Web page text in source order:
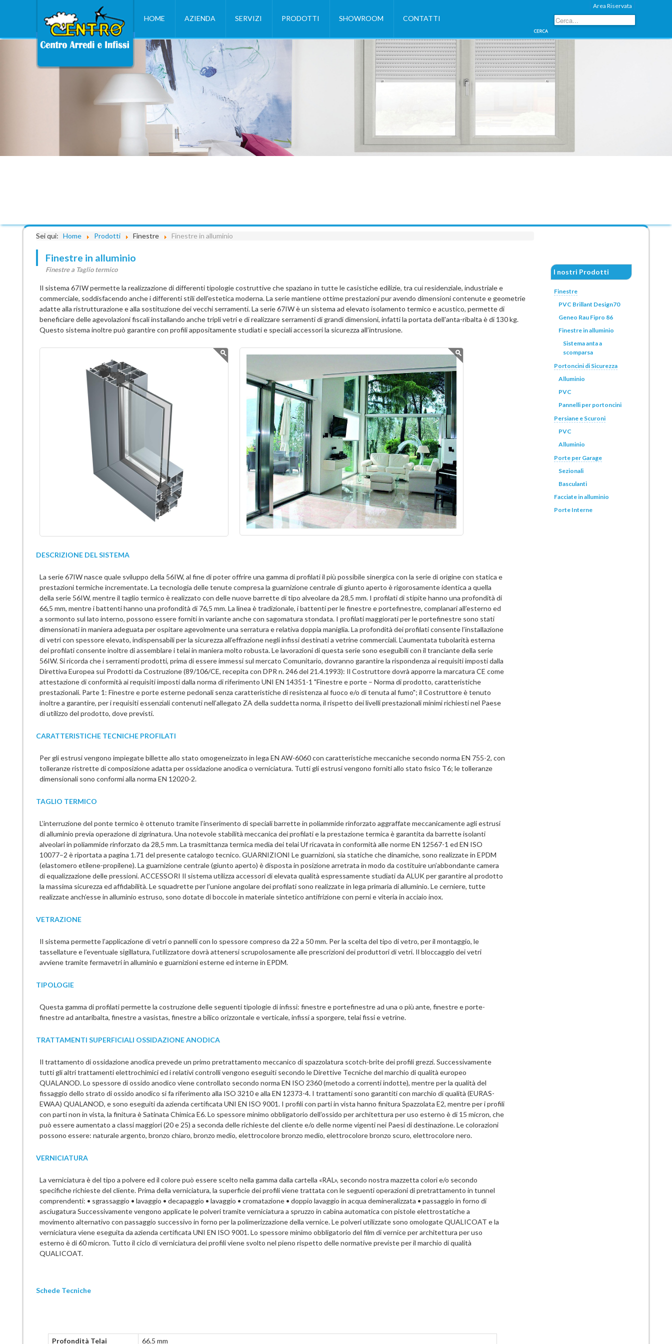
Area Riservata
Cerca...
HOME AZIENDA SERVIZI PRODOTTI SHOWROOM CONTATTI
Sei qui: Home Prodotti Finestre Finestre in alluminio
Finestre in alluminio
Finestre a Taglio termico
Il sistema 67IW permette la realizzazione di differenti tipologie costruttive che spaziano in tutte le casistiche edilizie, tra cui residenziale, industriale e
commerciale, soddisfacendo anche i differenti stili dell'estetica moderna. La serie mantiene ottime prestazioni pur avendo dimensioni contenute e geometrie
adatte alla ristrutturazione e alla sostituzione dei vecchi serramenti. La serie 67IW è un sistema ad elevato isolamento termico e acustico, permette di
beneficiare delle agevolazioni fiscali installando anche tripli vetri e di realizzare serramenti di grandi dimensioni, infatti la portata dell'anta-ribalta è di 130 kg.
Questo sistema inoltre può garantire con profili appositamente studiati e speciali accessori la sicurezza all’intrusione.
DESCRIZIONE DEL SISTEMA
La serie 67IW nasce quale sviluppo della 56IW, al fine di poter offrire una gamma di profilati il più possibile sinergica con la serie di origine con statica e
prestazioni termiche incrementate. La tecnologia delle tenute compresa la guarnizione centrale di giunto aperto è rigorosamente identica a quella
della serie 56IW, mentre il taglio termico è realizzato con delle nuove barrette di tipo alveolare da 28,5 mm. I profilati di stipite hanno una profondità di
66,5 mm, mentre i battenti hanno una profondità di 76,5 mm. La linea è tradizionale, i battenti per le finestre e portefinestre, complanari all’esterno ed
a sormonto sul lato interno, possono essere forniti in variante anche con sagomatura stondata. I profilati maggiorati per le portefinestre sono stati
dimensionati in maniera adeguata per ospitare agevolmente una serratura e relativa doppia maniglia. La profondità dei profilati consente l’installazione
di vetri con spessore elevato, indispensabili per la sicurezza all’effrazione negli infissi destinati a vetrine commerciali. L’aumentata tubolarità esterna
dei profilati consente inoltre di assemblare i telai in maniera molto robusta. Le lavorazioni di questa serie sono eseguibili con il tranciante della serie
56IW. Si ricorda che i serramenti prodotti, prima di essere immessi sul mercato Comunitario, dovranno garantire la rispondenza ai requisiti imposti dalla
Direttiva Europea sui Prodotti da Costruzione (89/106/CE, recepita con DPR n. 246 del 21.4.1993): Il Costruttore dovrà apporre la marcatura CE come
attestazione di conformità ai requisiti imposti dalla norma di riferimento UNI EN 14351-1 "Finestre e porte – Norma di prodotto, caratteristiche
prestazionali. Parte 1: Finestre e porte esterne pedonali senza caratteristiche di resistenza al fuoco e/o di tenuta al fumo"; il Costruttore è tenuto
inoltre a garantire, per i requisiti essenziali contenuti nell’allegato ZA della suddetta norma, il rispetto dei livelli prestazionali minimi richiesti nel Paese
di utilizzo del prodotto, dove previsti.
CARATTERISTICHE TECNICHE PROFILATI
Per gli estrusi vengono impiegate billette allo stato omogeneizzato in lega EN AW-6060 con caratteristiche meccaniche secondo norma EN 755-2, con
tolleranze ristrette di composizione adatta per ossidazione anodica o verniciatura. Tutti gli estrusi vengono forniti allo stato fisico T6; le tolleranze
dimensionali sono conformi alla norma EN 12020-2.
TAGLIO TERMICO
L’interruzione del ponte termico è ottenuto tramite l’inserimento di speciali barrette in poliammide rinforzato aggraffate meccanicamente agli estrusi
di alluminio previa operazione di zigrinatura. Una notevole stabilità meccanica dei profilati e la prestazione termica è garantita da barrette isolanti
alveolari in poliammide rinforzato da 28,5 mm. La trasmittanza termica media dei telai Uf ricavata in conformità alle norme EN 12567-1 ed EN ISO
10077–2 è riportata a pagina 1.71 del presente catalogo tecnico. GUARNIZIONI Le guarnizioni, sia statiche che dinamiche, sono realizzate in EPDM
(elastomero etilene-propilene). La guarnizione centrale (giunto aperto) è disposta in posizione arretrata in modo da costituire un’abbondante camera
di equalizzazione delle pressioni. ACCESSORI Il sistema utilizza accessori di elevata qualità espressamente studiati da ALUK per garantire al prodotto
la massima sicurezza ed affidabilità. Le squadrette per l’unione angolare dei profilati sono realizzate in lega primaria di alluminio. Le cerniere, tutte
realizzate anch’esse in alluminio estruso, sono dotate di boccole in materiale sintetico antifrizione con perni e viteria in acciaio inox.
VETRAZIONE
Il sistema permette l’applicazione di vetri o pannelli con lo spessore compreso da 22 a 50 mm. Per la scelta del tipo di vetro, per il montaggio, le
tassellature e l’eventuale sigillatura, l’utilizzatore dovrà attenersi scrupolosamente alle prescrizioni dei produttori di vetri. Il bloccaggio dei vetri
avviene tramite fermavetri in alluminio e guarnizioni esterne ed interne in EPDM.
TIPOLOGIE
Questa gamma di profilati permette la costruzione delle seguenti tipologie di infissi: finestre e portefinestre ad una o più ante, finestre e porte-
finestre ad antaribalta, finestre a vasistas, finestre a bilico orizzontale e verticale, infissi a sporgere, telai fissi e vetrine.
TRATTAMENTI SUPERFICIALI OSSIDAZIONE ANODICA
Il trattamento di ossidazione anodica prevede un primo pretrattamento meccanico di spazzolatura scotch-brite dei profili grezzi. Successivamente
tutti gli altri trattamenti elettrochimici ed i relativi controlli vengono eseguiti secondo le Direttive Tecniche del marchio di qualità europeo
QUALANOD. Lo spessore di ossido anodico viene controllato secondo norma EN ISO 2360 (metodo a correnti indotte), mentre per la qualità del
fissaggio dello strato di ossido anodico si fa riferimento alla ISO 3210 e alla EN 12373-4. I trattamenti sono garantiti con marchio di qualità (EURAS-
EWAA) QUALANOD, e sono eseguiti da azienda certificata UNI EN ISO 9001. I profili con parti in vista hanno finitura Spazzolata E2, mentre per i profili
con parti non in vista, la finitura è Satinata Chimica E6. Lo spessore minimo obbligatorio dell’ossido per architettura per uso esterno è di 15 micron, che
può essere aumentato a classi maggiori (20 e 25) a seconda delle richieste del cliente e/o delle norme vigenti nei Paesi di destinazione. Le colorazioni
possono essere: naturale argento, bronzo chiaro, bronzo medio, elettrocolore bronzo medio, elettrocolore bronzo scuro, elettrocolore nero.
VERNICIATURA
La verniciatura è del tipo a polvere ed il colore può essere scelto nella gamma dalla cartella «RAL», secondo nostra mazzetta colori e/o secondo
specifiche richieste del cliente. Prima della verniciatura, la superficie dei profili viene trattata con le seguenti operazioni di pretrattamento in tunnel
comprendenti: • sgrassaggio • lavaggio • decapaggio • lavaggio • cromatazione • doppio lavaggio in acqua demineralizzata • passaggio in forno di
asciugatura Successivamente vengono applicate le polveri tramite verniciatura a spruzzo in cabina automatica con pistole elettrostatiche a
movimento alternativo con passaggio successivo in forno per la polimerizzazione della vernice. Le polveri utilizzate sono omologate QUALICOAT e la
verniciatura viene eseguita da azienda certificata UNI EN ISO 9001. Lo spessore minimo obbligatorio del film di vernice per architettura per uso
esterno è di 60 micron. Tutto il ciclo di verniciatura dei profili viene svolto nel pieno rispetto delle normative previste per il marchio di qualità
QUALICOAT.
Schede Tecniche
Profondità Telai
66.5 mm
I nostri Prodotti
Finestre
PVC Brillant Design70
Geneo Rau Fipro 86
Finestre in alluminio
Sistema anta a
scomparsa
Portoncini di Sicurezza
Alluminio
PVC
Pannelli per portoncini
Persiane e Scuroni
PVC
Alluminio
Porte per Garage
Sezionali
Basculanti
Facciate in alluminio
Porte Interne